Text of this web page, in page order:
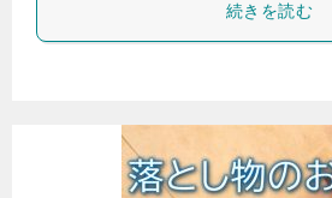
続きを読む